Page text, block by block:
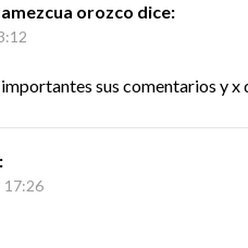
orozco dice:
sus comentarios y x
17:26